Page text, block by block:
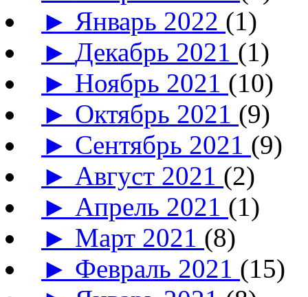
► Январь 2022 (1)
►Декабрь 2021 (1)
► Ноябрь 2021 (10)
► Октябрь 2021 (9)
► Сентябрь 2021 (9)
► Август 2021 (2)
► Апрель 2021 (1)
► Март 2021 (8)
► Февраль 2021 (15)